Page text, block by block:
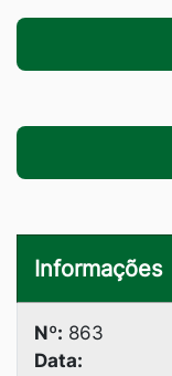
Informações
Nº: 863
Data: